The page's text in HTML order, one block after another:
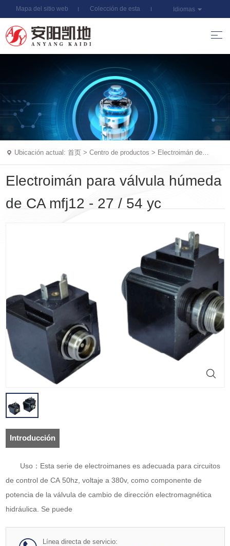
Mapa del sitio web Colección de esta Idiomas
Ubicación actual: 首页 > Centro de productos > Electroimán de
Electroimán para válvula húmeda
de CA mfj12 - 27 / 54 yc
Introducción
Uso：Esta serie de electroimanes es adecuada para circuitos
de control de CA 50hz, voltaje a 380v, como componente de
potencia de la válvula de cambio de dirección electromagnética
hidráulica. Se puede
Línea directa de servicio: